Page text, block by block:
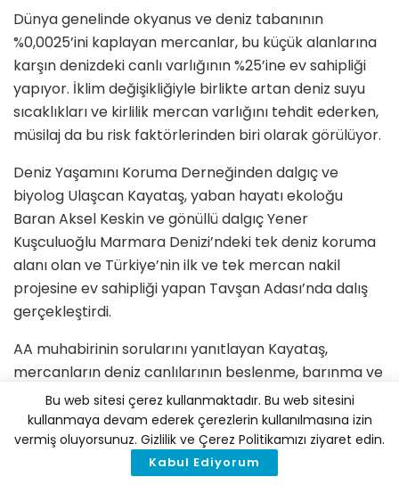
Dünya genelinde okyanus ve deniz tabanının
%0,0025’ini kaplayan mercanlar, bu küçük alanlarına
karşın denizdeki canlı varlığının %25’ine ev sahipliği
yapıyor. İklim değişikliğiyle birlikte artan deniz suyu
sıcaklıkları ve kirlilik mercan varlığını tehdit ederken,
müsilaj da bu risk faktörlerinden biri olarak görülüyor.
Deniz Yaşamını Koruma Derneğinden dalgıç ve
biyolog Ulaşcan Kayataş, yaban hayatı ekoloğu
Baran Aksel Keskin ve gönüllü dalgıç Yener
Kuşculuoğlu Marmara Denizi’ndeki tek deniz koruma
alanı olan ve Türkiye’nin ilk ve tek mercan nakil
projesine ev sahipliği yapan Tavşan Adası’nda dalış
gerçekleştirdi.
AA muhabirinin sorularını yanıtlayan Kayataş,
mercanların deniz canlılarının beslenme, barınma ve
üreme alanı olması açısından önemli bir alan
sağlamasının yanı sıra iklim değişikliğiyle mücadeleye
de katkı sunduğunu anlattı.
Kayataş, “Mercan kolonileri çok yüksek bir şekilde
Bu web sitesi çerez kullanmaktadır. Bu web sitesini
kullanmaya devam ederek çerezlerin kullanılmasına izin
vermiş oluyorsunuz. Gizlilik ve Çerez Politikamızı ziyaret edin.
Kabul Ediyorum